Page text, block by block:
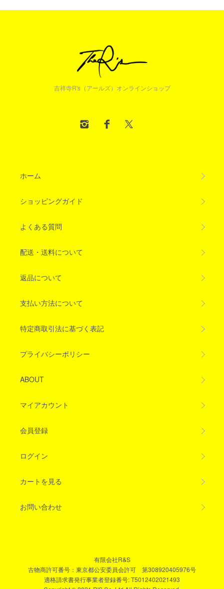
吉祥寺R's（アールズ）オンラインショップ
ホーム
ショッピングガイド
よくある質問
配送・送料について
返品について
支払い方法について
特定商取引法に基づく表記
プライバシーポリシー
ABOUT
マイアカウント
会員登録
ログイン
カートを見る
お問い合わせ
有限会社R&S
古物商許可番号：東京都公安委員会許可 第308920405976号
適格請求書発行事業者登録番号: T5012402021493